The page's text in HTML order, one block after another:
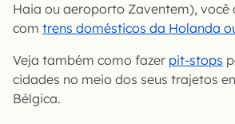
Haia ou aeroporto Zaventem), você
com trens domésticos da Holanda
Veja também como fazer pit-stops
cidades no meio dos seus trajetos
Bélgica.